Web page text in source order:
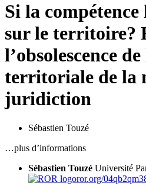
Si la
sur le territoire?
l’obsolescence
territoriale de la
juridiction
Sébastien Touzé
…plus d’informations
Sébastien Touzé Université
ror.org/